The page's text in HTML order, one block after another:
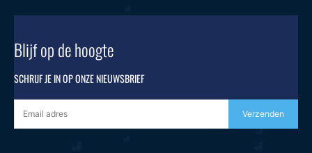
Blijf op de hoogte
SCHRIJF JE IN OP ONZE NIEUWSBRIEF
Verzenden